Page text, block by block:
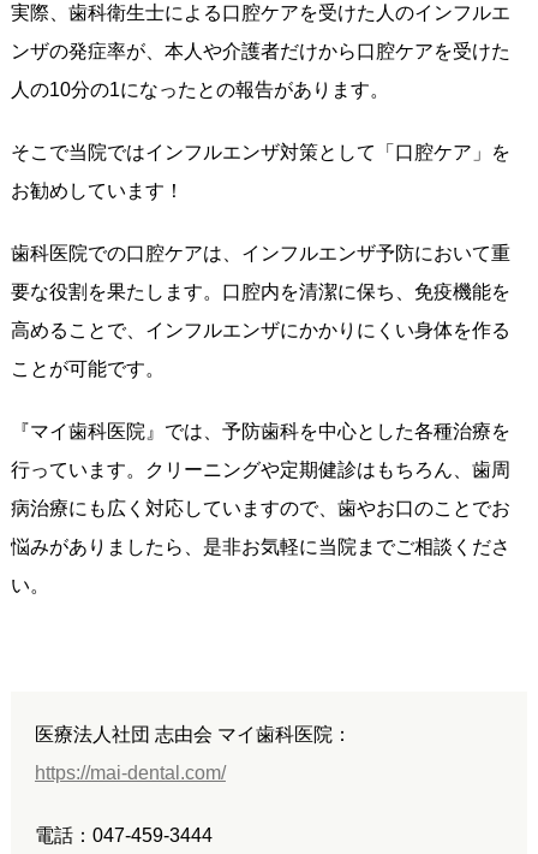
実際、歯科衛生士による口腔ケアを受けた人のインフルエ
ンザの発症率が、本人や介護者だけから口腔ケアを受けた
人の10分の1になったとの報告があります。
そこで当院ではインフルエンザ対策として「口腔ケア」を
お勧めしています！
歯科医院での口腔ケアは、インフルエンザ予防において重
要な役割を果たします。口腔内を清潔に保ち、免疫機能を
高めることで、インフルエンザにかかりにくい身体を作る
ことが可能です。
『マイ歯科医院』では、予防歯科を中心とした各種治療を
行っています。クリーニングや定期健診はもちろん、歯周
病治療にも広く対応していますので、歯やお口のことでお
悩みがありましたら、是非お気軽に当院までご相談くださ
い。
医療法人社団 志由会 マイ歯科医院：
https://mai-dental.com/
電話：047-459-3444